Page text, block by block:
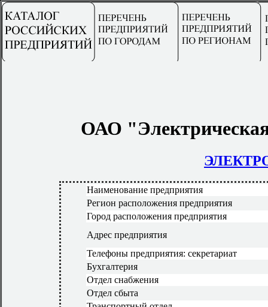
ОАО
Наименование предприятия
Регион расположения предприятия
Город расположения предприятия
Адрес предприятия
Телефоны предприятия: секретариат
Бухгалтерия
Отдел снабжения
Отдел сбыта